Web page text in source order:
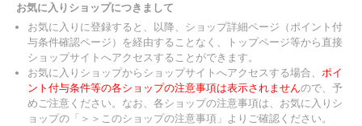
お気に入りショップにつきまして
お気に入りに登録すると、以降、ショップ詳細ページ（ポイント付
与条件確認ページ）を経由することなく、トップページ等から直接
ショップサイトへアクセスすることができます。
お気に入りショップからショップサイトへアクセスする場合、 ポイ
ント付与条件等の各ショップの注意事項は表示されませんので、予
めご注意ください。なお、各ショップの注意事項は、お気に入りシ
ョップの「＞＞このショップの注意事項」よりご確認ください。